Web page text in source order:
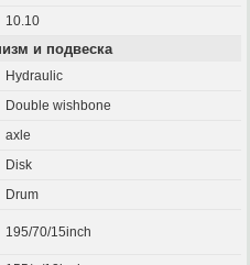
10.10
и подвеска
Hydraulic
Double wishbone
axle
Disk
Drum
195/70/15inch